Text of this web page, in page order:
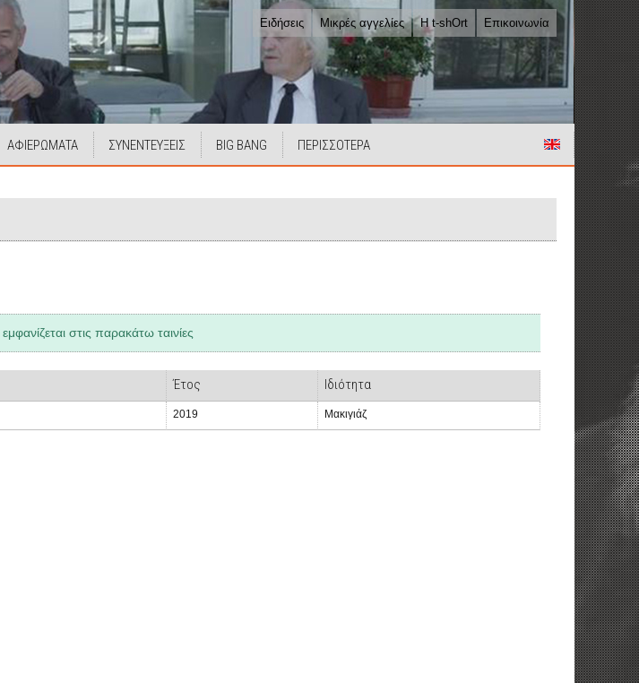
Ειδήσεις Μικρές αγγελίες Η t-shOrt Επικοινωνία
ΑΦΙΕΡΩΜΑΤΑ ΣΥΝΕΝΤΕΥΞΕΙΣ BIG BANG ΠΕΡΙΣΣΟΤΕΡΑ
εμφανίζεται στις παρακάτω ταινίες
Έτος Ιδιότητα
2019 Μακιγιάζ